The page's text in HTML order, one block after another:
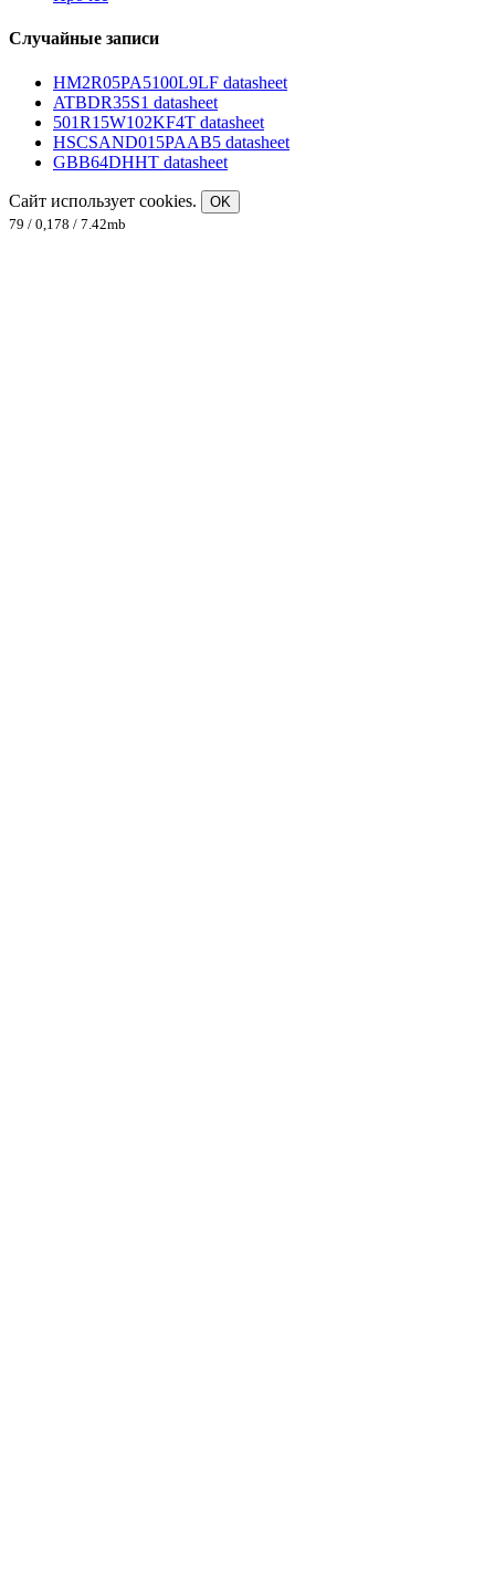
Случайные записи
HM2R05PA5100L9LF datasheet
ATBDR35S1 datasheet
501R15W102KF4T datasheet
HSCSAND015PAAB5 datasheet
GBB64DHHT datasheet
Сайт использует cookies.
OK
79 / 0,178 / 7.42mb